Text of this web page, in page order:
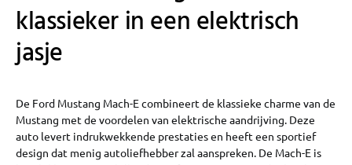
klassieker in een elektrisch
jasje
De Ford Mustang Mach-E combineert de klassieke charme van de
Mustang met de voordelen van elektrische aandrijving. Deze
auto levert indrukwekkende prestaties en heeft een sportief
design dat menig autoliefhebber zal aanspreken. De Mach-E is